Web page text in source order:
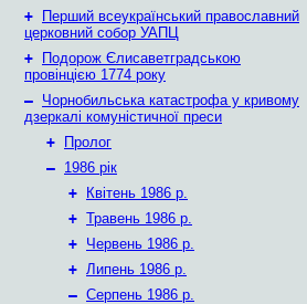
+
Перший всеукраїнський православний
церковний собор УАПЦ
+
Подорож Єлисаветградською
провінцією 1774 року
– Чорнобильська катастрофа у кривому
дзеркалі комуністичної преси
+
Пролог
– 1986 рік
+
Квітень 1986 р.
+ Травень 1986 р.
+ Червень 1986 р.
+ Липень 1986 р.
– Серпень 1986 р.